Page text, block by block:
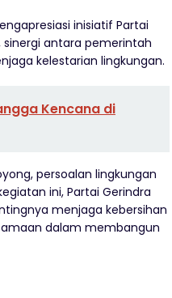
inisiatif Partai
antara pemerintah
kelestarian lingkungan.
Kencana di
persoalan lingkungan
ini, Partai Gerindra
menjaga kebersihan
dalam membangun